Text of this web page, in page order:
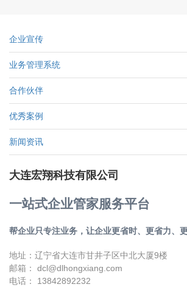
企业宣传
业务管理系统
合作伙伴
优秀案例
新闻资讯
大连宏翔科技有限公司
一站式企业管家服务平台
帮企业只专注业务，让企业更省时、更省力、
地址：辽宁省大连市甘井子区中北大厦9楼
邮箱： dcl@dlhongxiang.com
电话： 13842892232